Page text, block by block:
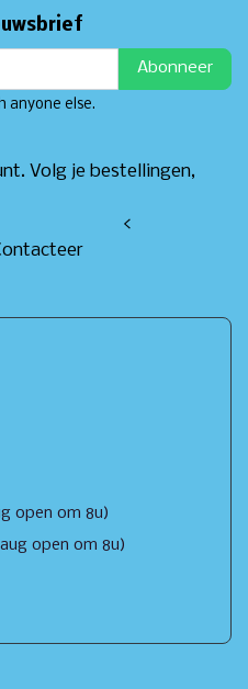
Abonneer
anyone else.
Volg je bestellingen,
<
open om 8u)
open om 8u)